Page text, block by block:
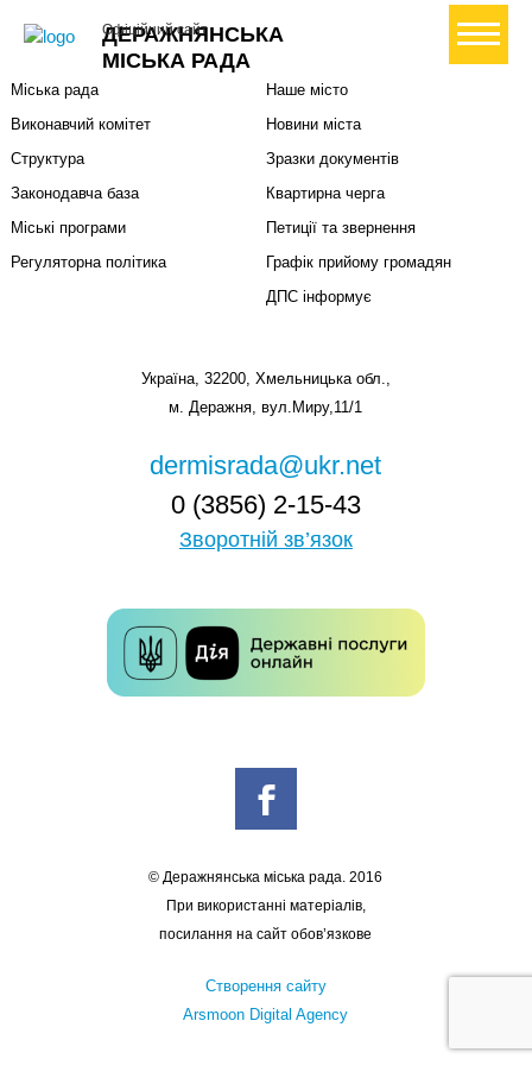
ДЕРАЖНЯНСЬКА
МІСЬКА РАДА
Офіційний сайт+ Створити петицію
Міський голова
Міська рада
Виконавчий комітет
Структура
Законодавча база
Міські програми
Регуляторна політика
Наше місто
Новини міста
Зразки документів
Квартирна черга
Петиції та звернення
Графік прийому громадян
ДПС інформує
Україна, 32200, Хмельницька обл.,
м. Деражня, вул.Миру,11/1
dermisrada@ukr.net
0 (3856) 2-15-43
Зворотній зв’язок
© Деражнянська міська рада. 2016
При використанні матеріалів,
посилання на сайт обов’язкове
Створення сайту
Arsmoon Digital Agency